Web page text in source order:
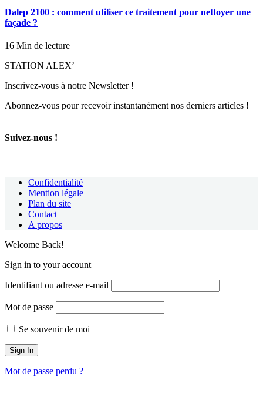
Dalep 2100 : comment utiliser ce traitement pour nettoyer une
façade ?
16 Min de lecture
STATION ALEX’
Inscrivez-vous à notre Newsletter !
Abonnez-vous pour recevoir instantanément nos derniers articles !
Suivez-nous !
Confidentialité
Mention légale
Plan du site
Contact
A propos
Welcome Back!
Sign in to your account
Identifiant ou adresse e-mail
Mot de passe
Se souvenir de moi
Mot de passe perdu ?